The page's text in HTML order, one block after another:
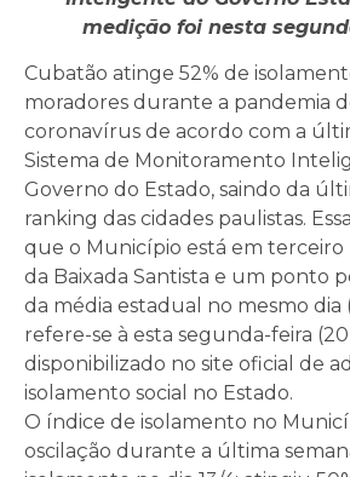
medição foi nesta
Cubatão atinge 52% de
moradores durante a pandemia
coronavírus de acordo com a
Sistema de Monitoramento
Governo do Estado, saindo da
ranking das cidades paulistas.
que o Município está em terceiro
da Baixada Santista e um ponto
da média estadual no mesmo dia
refere-se à esta segunda-feira
disponibilizado no site oficial de
isolamento social no Estado.
O índice de isolamento no
oscilação durante a última